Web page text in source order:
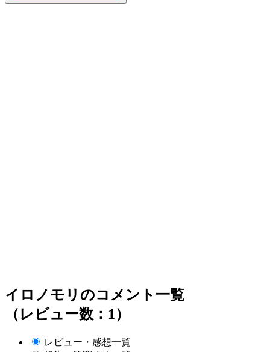
イロノモリのコメント一覧
（レビュー数：1）
レビュー・感想一覧